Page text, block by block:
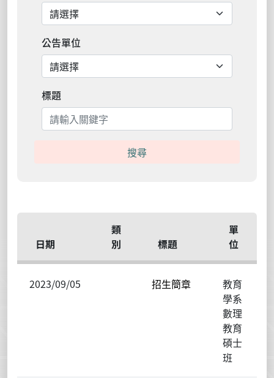
公告單位
標題
日期
類
別
標題
單
位
2023/09/05 招生簡章
教育
學系
數理
教育
碩士
班